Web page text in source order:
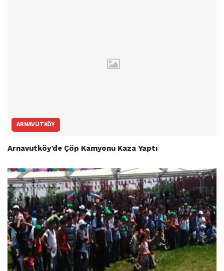
ARNAVUTKÖY
Arnavutköy’de Çöp Kamyonu Kaza Yaptı